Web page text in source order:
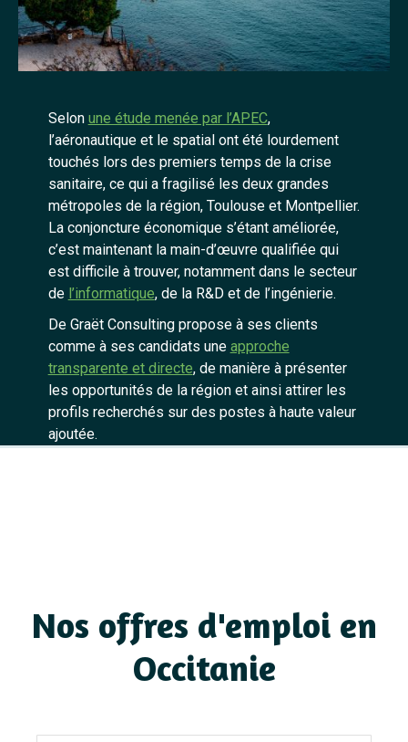
Selon une étude menée par l’APEC,
l’aéronautique et le spatial ont été lourdement
touchés lors des premiers temps de la crise
sanitaire, ce qui a fragilisé les deux grandes
métropoles de la région, Toulouse et Montpellier.
La conjoncture économique s’étant améliorée,
c’est maintenant la main-d’œuvre qualifiée qui
est difficile à trouver, notamment dans le secteur
de l’informatique, de la R&D et de l’ingénierie.
De Graët Consulting propose à ses clients
comme à ses candidats une approche
transparente et directe, de manière à présenter
les opportunités de la région et ainsi attirer les
profils recherchés sur des postes à haute valeur
ajoutée.
Nos offres d'emploi en
Occitanie